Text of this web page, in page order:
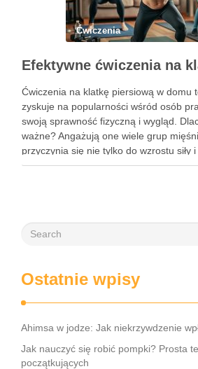
Ćwiczenia
Ćwiczenia na klatkę piersiową w domu
zyskuje na popularności wśród osób
swoją sprawność fizyczną i wygląd.
ważne? Angażują one wiele grup
przyczynia się nie tylko do wzrostu siły
ale także do poprawy postawy ciała
Ostatnie wpisy
Ahimsa w jodze: Jak niekrzywdzenie
Jak nauczyć się robić pompki? Prosta
początkujących